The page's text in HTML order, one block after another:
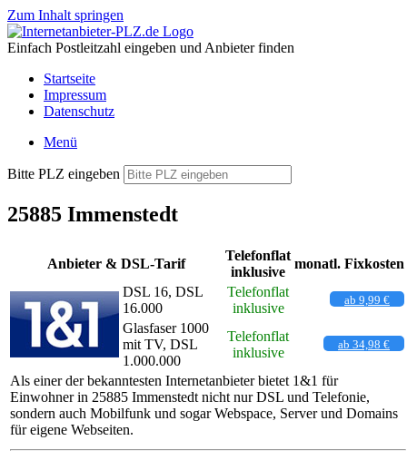
Zum Inhalt springen
Einfach Postleitzahl eingeben und Anbieter finden
Startseite
Impressum
Datenschutz
Menü
Bitte PLZ eingeben
25885 Immenstedt
Anbieter & DSL-Tarif
Telefonflat
inklusive
monatl. Fixkosten
DSL 16, DSL
16.000
Telefonflat
inklusive
ab 9,99 €
Glasfaser 1000
mit TV, DSL
1.000.000
Telefonflat
inklusive
ab 34,98 €
Als einer der bekanntesten Internetanbieter bietet 1&1 für
Einwohner in 25885 Immenstedt nicht nur DSL und Telefonie,
sondern auch Mobilfunk und sogar Webspace, Server und Domains
für eigene Webseiten.